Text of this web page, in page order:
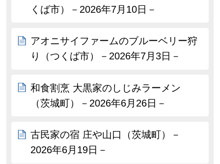
くば市）－2026年7月10日－
アオニサイファームのブルーベリー狩
り（つくば市）－2026年7月3日－
和食割烹 大黒家のしじみラーメン
（茨城町）－2026年6月26日－
古民家の宿 庄や山口（茨城町）－
2026年6月19日－